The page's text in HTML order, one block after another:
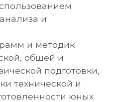
и
и методик
общей и
подготовки,
технической и
юных